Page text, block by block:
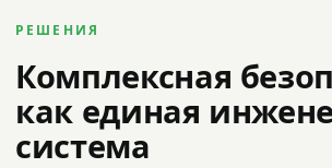
РЕШЕНИЯ
Комплексная
как единая
система